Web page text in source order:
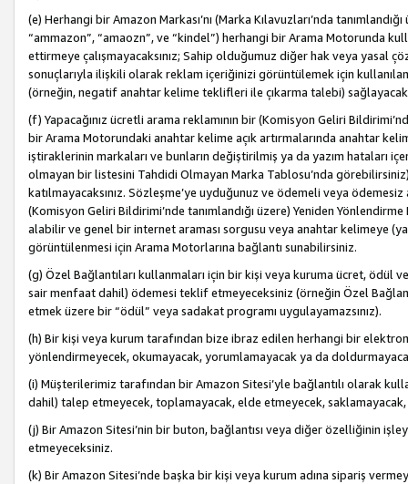
(e) Herhangi bir Amazon Markası’nı (Marka Kılavuzları’nda
“ammazon”, “amaozn”, ve “kindel”) herhangi bir Arama Motorunda
ettirmeye çalışmayacaksınız; Sahip olduğumuz diğer hak veya yasal
sonuçlarıyla ilişkili olarak reklam içeriğinizi görüntülemek için
(örneğin, negatif anahtar kelime teklifleri ile çıkarma talebi)
(f) Yapacağınız ücretli arama reklamının bir (Komisyon Geliri
bir Arama Motorundaki anahtar kelime açık artırmalarında anahtar
iştiraklerinin markaları ve bunların değiştirilmiş ya da yazım hataları
olmayan bir listesini Tahdidi Olmayan Marka Tablosu’nda
katılmayacaksınız. Sözleşme’ye uyduğunuz ve ödemeli veya
(Komisyon Geliri Bildirimi’nde tanımlandığı üzere) Yeniden
alabilir ve genel bir internet araması sorgusu veya anahtar kelimeye
görüntülenmesi için Arama Motorlarına bağlantı sunabilirsiniz.
(g) Özel Bağlantıları kullanmaları için bir kişi veya kuruma ücret, ödül
sair menfaat dahil) ödemesi teklif etmeyeceksiniz (örneğin Özel
etmek üzere bir “ödül” veya sadakat programı uygulayamazsınız).
(h) Bir kişi veya kurum tarafından bize ibraz edilen herhangi bir
yönlendirmeyecek, okumayacak, yorumlamayacak ya da
(i) Müşterilerimiz tarafından bir Amazon Sitesi’yle bağlantılı olarak
dahil) talep etmeyecek, toplamayacak, elde etmeyecek,
(j) Bir Amazon Sitesi’nin bir buton, bağlantısı veya diğer özelliğinin
etmeyeceksiniz.
(k) Bir Amazon Sitesi’nde başka bir kişi veya kurum adına sipariş